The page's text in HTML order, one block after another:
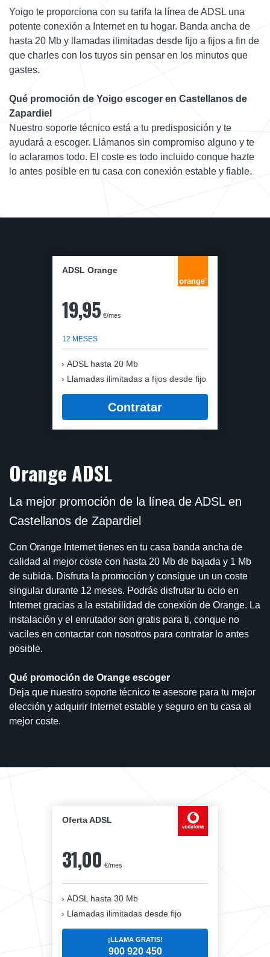
Yoigo te proporciona con su tarifa la línea de ADSL una
potente conexión a Internet en tu hogar. Banda ancha de
hasta 20 Mb y llamadas ilimitadas desde fijo a fijos a fin de
que charles con los tuyos sin pensar en los minutos que
gastes.
Qué promoción de Yoigo escoger en Castellanos de
Zapardiel
Nuestro soporte técnico está a tu predisposición y te
ayudará a escoger. Llámanos sin compromiso alguno y te
lo aclaramos todo. El coste es todo incluido conque hazte
lo antes posible en tu casa con conexión estable y fiable.
ADSL Orange
19,95 €/mes
12 MESES
ADSL hasta 20 Mb
Llamadas ilimitadas a fijos desde fijo
Contratar
Orange ADSL
La mejor promoción de la línea de ADSL en
Castellanos de Zapardiel
Con Orange Internet tienes en tu casa banda ancha de
calidad al mejor coste con hasta 20 Mb de bajada y 1 Mb
de subida. Disfruta la promoción y consigue un un coste
singular durante 12 meses. Podrás disfrutar tu ocio en
Internet gracias a la estabilidad de conexión de Orange. La
instalación y el enrutador son gratis para ti, conque no
vaciles en contactar con nosotros para contratar lo antes
posible.
Qué promoción de Orange escoger
Deja que nuestro soporte técnico te asesore para tu mejor
elección y adquirir Internet estable y seguro en tu casa al
mejor coste.
Oferta ADSL
31,00 €/mes
ADSL hasta 30 Mb
Llamadas ilimitadas desde fijo
¡LLAMA GRATIS!
900 920 450